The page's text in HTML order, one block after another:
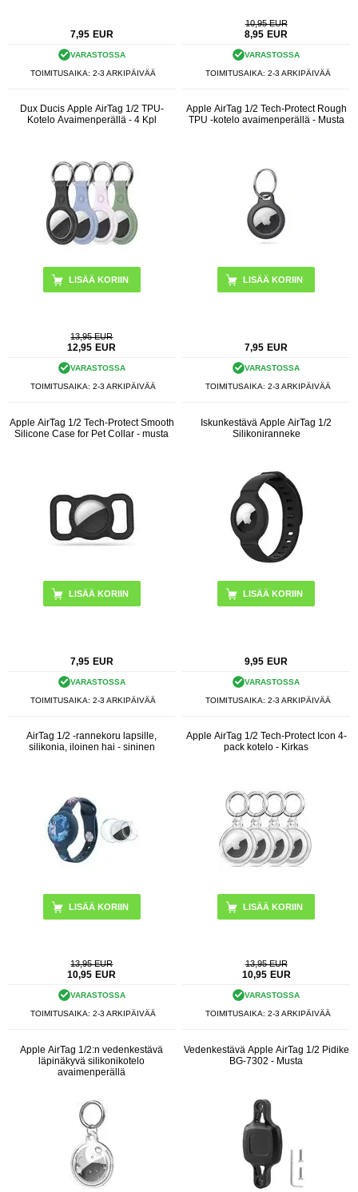
7,95 EUR
VARASTOSSA
TOIMITUSAIKA: 2-3 ARKIPÄIVÄÄ
10,95 EUR
8,95 EUR
VARASTOSSA
TOIMITUSAIKA: 2-3 ARKIPÄIVÄÄ
Dux Ducis Apple AirTag 1/2 TPU-
Kotelo Avaimenperällä - 4 Kpl
13,95 EUR
12,95 EUR
VARASTOSSA
TOIMITUSAIKA: 2-3 ARKIPÄIVÄÄ
Apple AirTag 1/2 Tech-Protect Rough
TPU -kotelo avaimenperällä - Musta
7,95 EUR
VARASTOSSA
TOIMITUSAIKA: 2-3 ARKIPÄIVÄÄ
Apple AirTag 1/2 Tech-Protect Smooth
Silicone Case for Pet Collar - musta
7,95 EUR
VARASTOSSA
TOIMITUSAIKA: 2-3 ARKIPÄIVÄÄ
Iskunkestävä Apple AirTag 1/2
Silikoniranneke
LISÄÄ KORIIN
9,95 EUR
VARASTOSSA
TOIMITUSAIKA: 2-3 ARKIPÄIVÄÄ
AirTag 1/2 -rannekoru lapsille,
silikonia, iloinen hai - sininen
13,95 EUR
10,95 EUR
VARASTOSSA
TOIMITUSAIKA: 2-3 ARKIPÄIVÄÄ
Apple AirTag 1/2 Tech-Protect Icon 4-
pack kotelo - Kirkas
13,95 EUR
10,95 EUR
VARASTOSSA
TOIMITUSAIKA: 2-3 ARKIPÄIVÄÄ
Apple AirTag 1/2:n vedenkestävä
läpinäkyvä silikonikotelo
avaimenperällä
Vedenkestävä Apple AirTag 1/2 Pidike
BG-7302 - Musta